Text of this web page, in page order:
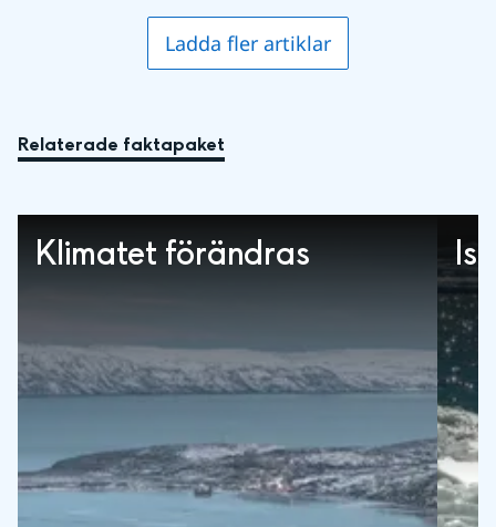
Ladda fler artiklar
Relaterade faktapaket
Klimatet förändras Is